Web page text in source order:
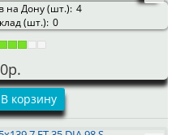
на Дону (шт.): 4
(шт.): 0
В корзину